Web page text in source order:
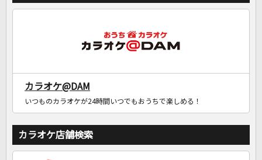
カラオケ@DAM
いつものカラオケが24時間いつでもおうちで楽しめる！
カラオケ店舗検索